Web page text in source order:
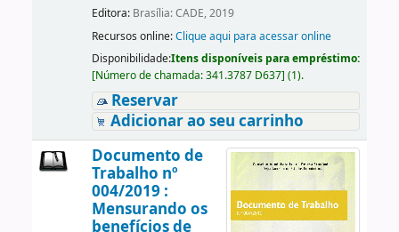
Editora: Brasília: CADE, 2019
Recursos online:Clique aqui para acessar online
Disponibilidade:Itens disponíveis para empréstimo:
[Número de chamada:341.3787 D637] (1).
Reservar
Adicionar ao seu carrinho
Documento de
Trabalho nº
004/2019 :
Mensurando os
benefícios de